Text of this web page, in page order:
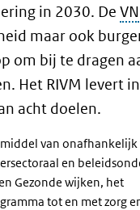
in 2030. De VN
maar ook
om bij te dragen
Het RIVM levert
acht doelen.
van
en
Gezonde wijken, het
tot en met zorg